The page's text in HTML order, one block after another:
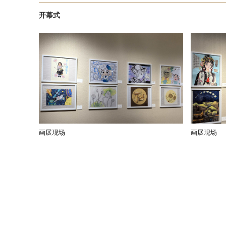
开幕式
画展现场 画展现场